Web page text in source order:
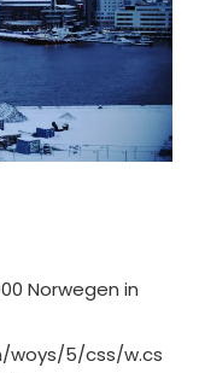
Norwegen in
woys/5/css/w.cs